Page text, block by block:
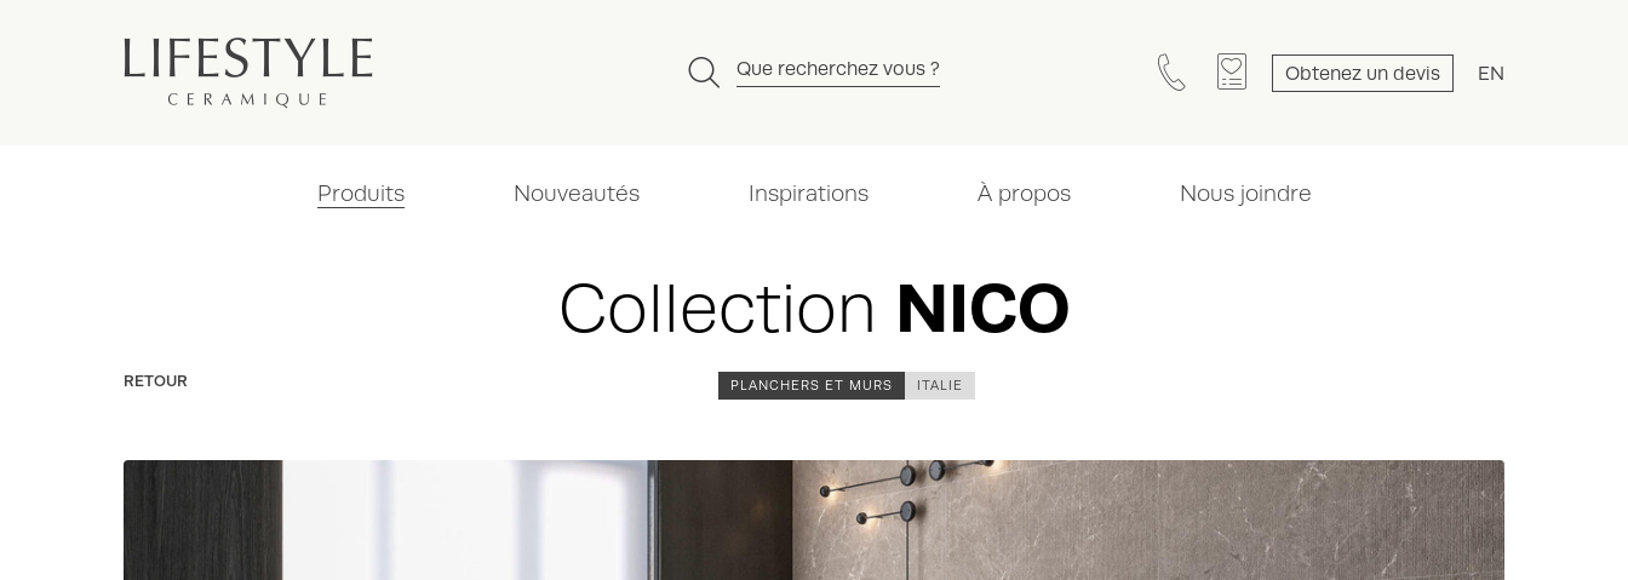
Que recherchez vous ? Obtenez un devis EN
Produits Nouveautés Inspirations À propos Nous joindre
Collection NICO
RETOUR PLANCHERS ET MURS ITALIE